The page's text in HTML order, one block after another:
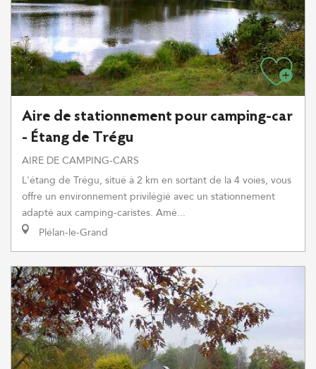
Aire de stationnement pour camping-car
- Étang de Trégu
AIRE DE CAMPING-CARS
L'étang de Trégu, situé à 2 km en sortant de la 4 voies, vous
offre un environnement privilégié avec un stationnement
adapté aux camping-caristes. Amé...
Plélan-le-Grand